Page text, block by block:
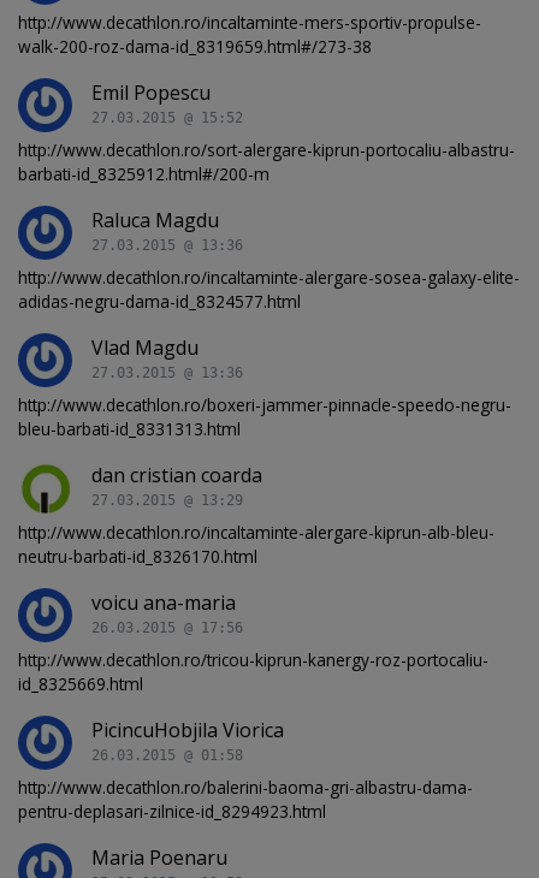
http://www.decathlon.ro/incaltaminte-mers-sportiv-propulse-
walk-200-roz-dama-id_8319659.html#/273-38
Emil Popescu
27.03.2015 @ 15:52
http://www.decathlon.ro/sort-alergare-kiprun-portocaliu-albastru-
barbati-id_8325912.html#/200-m
Raluca Magdu
27.03.2015 @ 13:36
http://www.decathlon.ro/incaltaminte-alergare-sosea-galaxy-elite-
adidas-negru-dama-id_8324577.html
Vlad Magdu
27.03.2015 @ 13:36
http://www.decathlon.ro/boxeri-jammer-pinnacle-speedo-negru-
bleu-barbati-id_8331313.html
dan cristian coarda
27.03.2015 @ 13:29
http://www.decathlon.ro/incaltaminte-alergare-kiprun-alb-bleu-
neutru-barbati-id_8326170.html
voicu ana-maria
26.03.2015 @ 17:56
http://www.decathlon.ro/tricou-kiprun-kanergy-roz-portocaliu-
id_8325669.html
PicincuHobjila Viorica
26.03.2015 @ 01:58
http://www.decathlon.ro/balerini-baoma-gri-albastru-dama-
pentru-deplasari-zilnice-id_8294923.html
Maria Poenaru